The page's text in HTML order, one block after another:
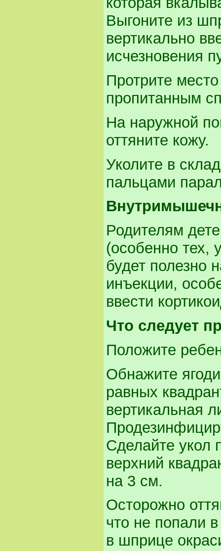
Выгоните из
вертикально
исчезновения
Протрите
пропитанным
На наружной
оттяните кожу.
Уколите в
пальцами
Родителям
(особенно тех,
будет полезно
инъекции,
ввести
Что следует
Положите
Обнажите
равных
вертикальная
Сделайте укол
верхний
на 3 см.
Осторожно
что не попали
в шприце